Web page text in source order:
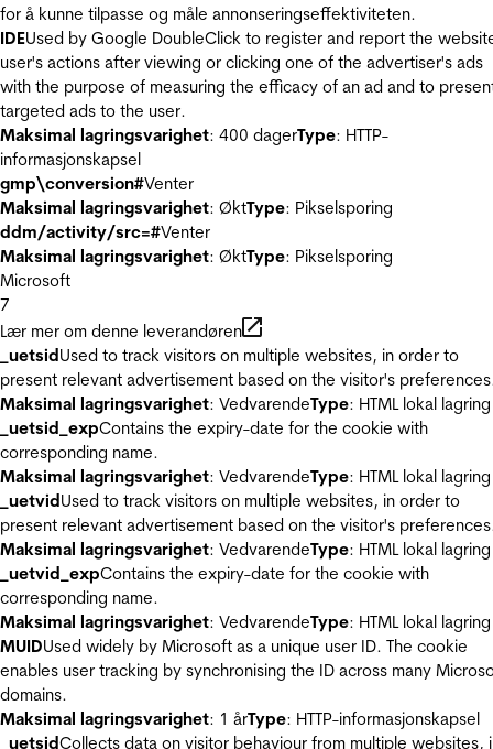
for å kunne tilpasse og måle annonseringseffektiviteten.
IDEUsed by Google DoubleClick to register and report the
user's actions after viewing or clicking one of the advertiser's ads
with the purpose of measuring the efficacy of an ad and to
targeted ads to the user.
Maksimal lagringsvarighet: 400 dagerType: HTTP-
informasjonskapsel
gmp\conversion#Venter
Maksimal lagringsvarighet: ØktType: Pikselsporing
ddm/activity/src=#Venter
Maksimal lagringsvarighet: ØktType: Pikselsporing
Microsoft
7
Lær mer om denne leverandøren
_uetsidUsed to track visitors on multiple websites, in order to
present relevant advertisement based on the visitor's
Maksimal lagringsvarighet: VedvarendeType: HTML lokal lagring
_uetsid_expContains the expiry-date for the cookie with
corresponding name.
Maksimal lagringsvarighet: VedvarendeType: HTML lokal lagring
_uetvidUsed to track visitors on multiple websites, in order to
present relevant advertisement based on the visitor's
Maksimal lagringsvarighet: VedvarendeType: HTML lokal lagring
_uetvid_expContains the expiry-date for the cookie with
corresponding name.
Maksimal lagringsvarighet: VedvarendeType: HTML lokal lagring
MUIDUsed widely by Microsoft as a unique user ID. The cookie
enables user tracking by synchronising the ID across many
domains.
Maksimal lagringsvarighet: 1 årType: HTTP-informasjonskapsel
_uetsidCollects data on visitor behaviour from multiple websites,